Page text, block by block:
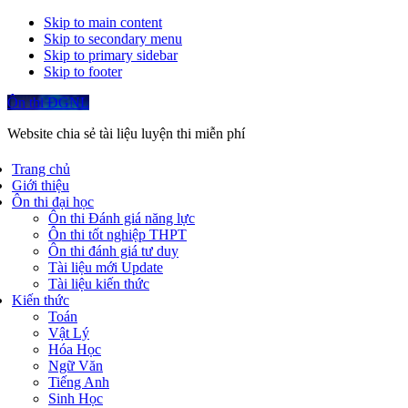
Skip to main content
Skip to secondary menu
Skip to primary sidebar
Skip to footer
Ôn thi ĐGNL
Website chia sẻ tài liệu luyện thi miễn phí
Trang chủ
Giới thiệu
Ôn thi đại học
Ôn thi Đánh giá năng lực
Ôn thi tốt nghiệp THPT
Ôn thi đánh giá tư duy
Tài liệu mới Update
Tài liệu kiến thức
Kiến thức
Toán
Vật Lý
Hóa Học
Ngữ Văn
Tiếng Anh
Sinh Học